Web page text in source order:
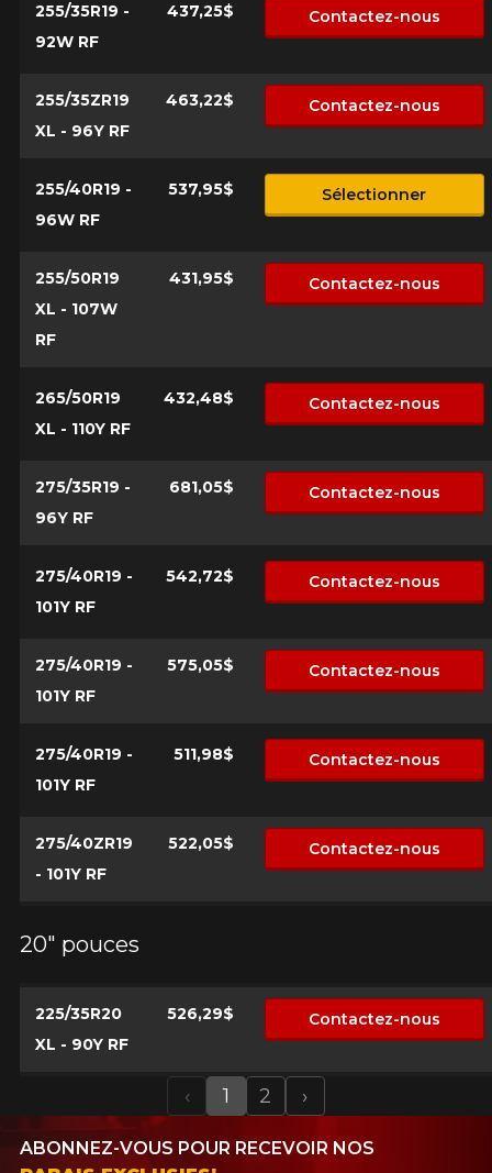
255/35R19 -
92W RF
437,25$ Contactez-nous
255/35ZR19
XL - 96Y RF
463,22$ Contactez-nous
255/40R19 -
96W RF
537,95$ Sélectionner
255/50R19
XL - 107W
RF
431,95$ Contactez-nous
265/50R19
XL - 110Y RF
432,48$ Contactez-nous
275/35R19 -
96Y RF
681,05$ Contactez-nous
275/40R19 -
101Y RF
542,72$ Contactez-nous
275/40R19 -
101Y RF
575,05$ Contactez-nous
275/40R19 -
101Y RF
511,98$ Contactez-nous
275/40ZR19
- 101Y RF
522,05$ Contactez-nous
20" pouces
225/35R20
XL - 90Y RF
526,29$ Contactez-nous
Previous
‹ 1 2 Next
›
ABONNEZ-VOUS POUR RECEVOIR NOS